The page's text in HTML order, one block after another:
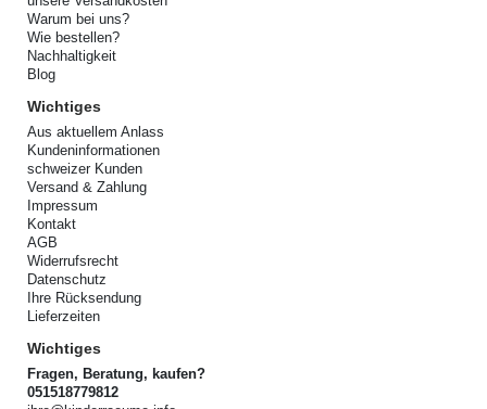
Warum bei uns?
Wie bestellen?
Nachhaltigkeit
Blog
Wichtiges
Aus aktuellem Anlass
Kundeninformationen
schweizer Kunden
Versand & Zahlung
Impressum
Kontakt
AGB
Widerrufsrecht
Datenschutz
Ihre Rücksendung
Lieferzeiten
Wichtiges
Fragen, Beratung, kaufen?
051518779812